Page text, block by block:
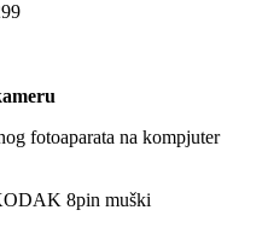
fotoaparata na kompjuter
8pin muški